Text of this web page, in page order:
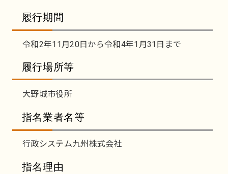
履行期間
令和2年11月20日から令和4年1月31日まで
履行場所等
大野城市役所
指名業者名等
行政システム九州株式会社
指名理由